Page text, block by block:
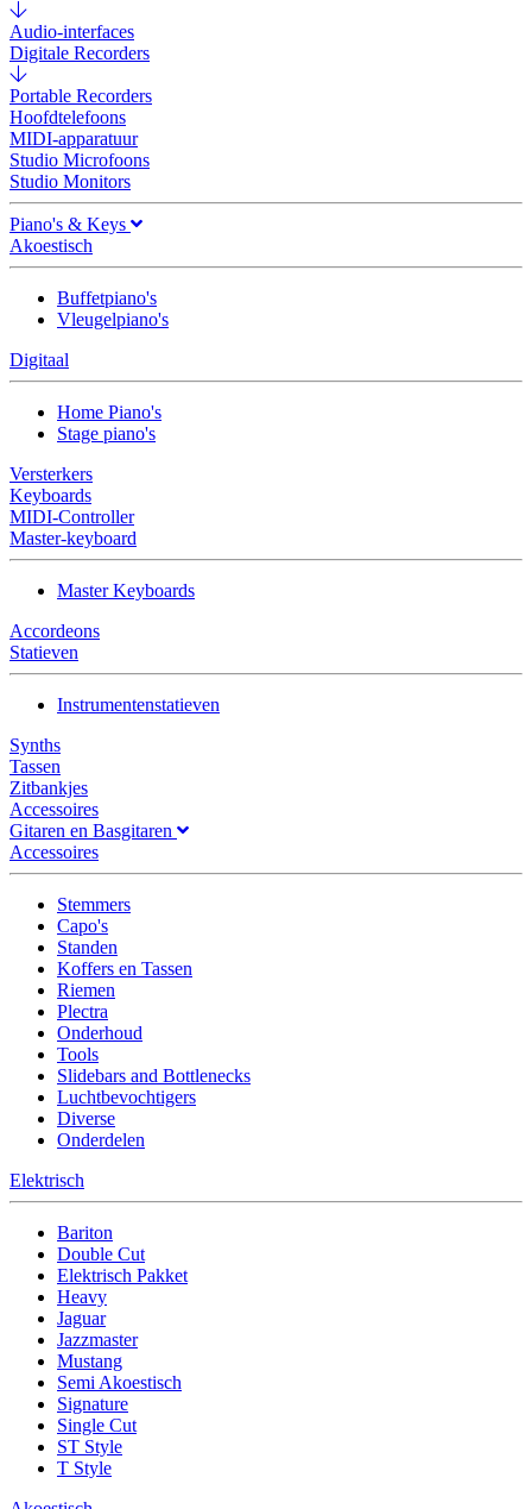
Audio-interfaces
Digitale Recorders
Portable Recorders
Hoofdtelefoons
MIDI-apparatuur
Studio Microfoons
Studio Monitors
Piano's & Keys
Akoestisch
Buffetpiano's
Vleugelpiano's
Digitaal
Home Piano's
Stage piano's
Versterkers
Keyboards
MIDI-Controller
Master-keyboard
Master Keyboards
Accordeons
Statieven
Instrumentenstatieven
Synths
Tassen
Zitbankjes
Accessoires
Gitaren en Basgitaren
Accessoires
Stemmers
Capo's
Standen
Koffers en Tassen
Riemen
Plectra
Onderhoud
Tools
Slidebars and Bottlenecks
Luchtbevochtigers
Diverse
Onderdelen
Elektrisch
Bariton
Double Cut
Elektrisch Pakket
Heavy
Jaguar
Jazzmaster
Mustang
Semi Akoestisch
Signature
Single Cut
ST Style
T Style